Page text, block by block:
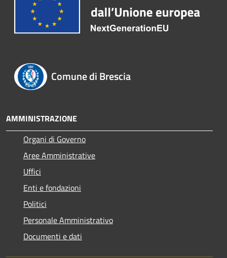
Comune di Brescia
AMMINISTRAZIONE
Organi di Governo
Aree Amministrative
Uffici
Enti e fondazioni
Politici
Personale Amministrativo
Documenti e dati